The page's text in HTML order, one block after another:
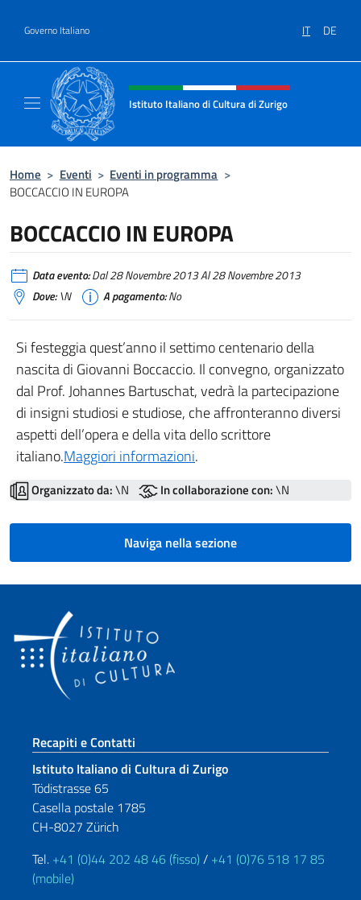
Governo Italiano IT DE
Intestazione sito, social e menù
Istituto Italiano di Cultura di Zurigo
Home > Eventi > Eventi in programma >
BOCCACCIO IN EUROPA
BOCCACCIO IN EUROPA
Data evento:Dal 28 Novembre 2013 Al 28 Novembre 2013
Dove:\N A pagamento:No
Si festeggia quest’anno il settimo centenario della
nascita di Giovanni Boccaccio. Il convegno, organizzato
dal Prof. Johannes Bartuschat, vedrà la partecipazione
di insigni studiosi e studiose, che affronteranno diversi
aspetti dell’opera e della vita dello scrittore
italiano.Maggiori informazioni.
Organizzato da:\N In collaborazione con:\N
Naviga nella sezione
Sezione footer
Recapiti e Contatti
Istituto Italiano di Cultura di Zurigo
Tödistrasse 65
Casella postale 1785
CH-8027 Zürich
Tel. +41 (0)44 202 48 46 (fisso) / +41 (0)76 518 17 85
(mobile)